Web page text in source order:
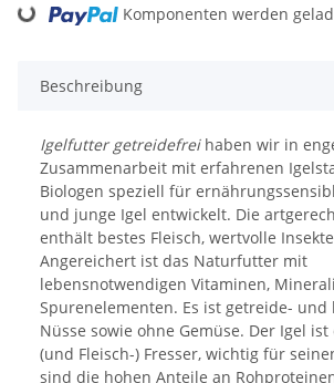
Loading... Komponenten werden
Beschreibung
Igelfutter getreidefrei haben wir in
Zusammenarbeit mit erfahrenen
Biologen speziell für
und junge Igel entwickelt. Die
enthält bestes Fleisch, wertvolle
Angereichert ist das Naturfutter mit
lebensnotwendigen Vitaminen,
Spurenelementen. Es ist getreide- und
Nüsse sowie ohne Gemüse. Der Igel ist
(und Fleisch-) Fresser, wichtig für
sind die hohen Anteile an